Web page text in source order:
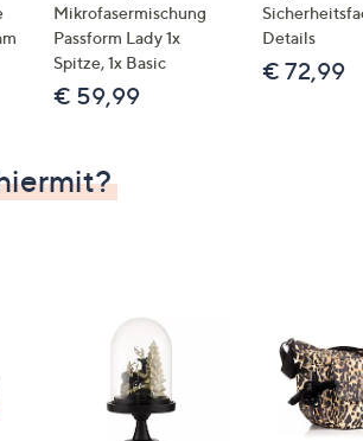
Mikrofasermischung
Passform Lady 1x
Spitze, 1x Basic
€ 59,99
Details
€ 72,99